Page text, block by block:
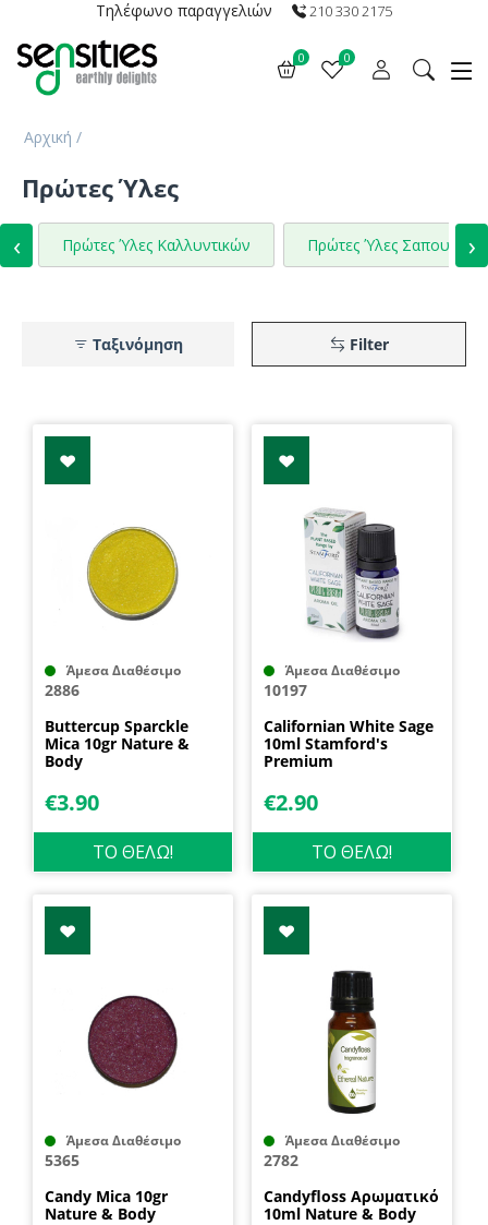
Τηλέφωνο παραγγελιών 210 330 2175
0 0
Αρχική /
Πρώτες Ύλες
‹ Πρώτες Ύλες Καλλυντικών Πρώτες Ύλες Σαπουνιών
›
Filter
Ταξινόμηση
Άμεσα Διαθέσιμο
2886
Buttercup Sparckle
Mica 10gr Nature &
Body
€3.90
ΤΟ ΘΕΛΩ!
Άμεσα Διαθέσιμο
10197
Californian White Sage
10ml Stamford's
Premium
€2.90
ΤΟ ΘΕΛΩ!
Άμεσα Διαθέσιμο
5365
Candy Mica 10gr
Nature & Body
Άμεσα Διαθέσιμο
2782
Candyfloss Αρωματικό
10ml Nature & Body